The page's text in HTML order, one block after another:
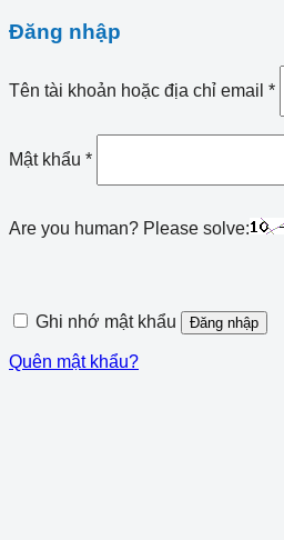
Đăng nhập
Tên tài khoản hoặc địa chỉ email *
Mật khẩu *
Are you human? Please solve:
Ghi nhớ mật khẩu Đăng nhập
Quên mật khẩu?